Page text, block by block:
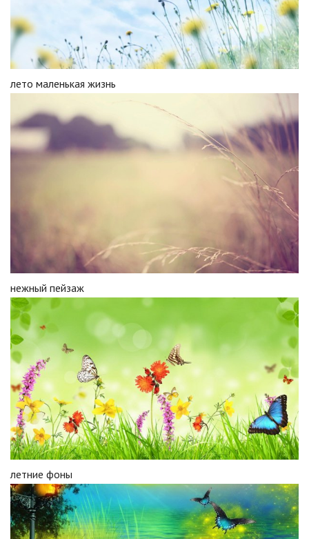
лето маленькая жизнь
нежный пейзаж
летние фоны